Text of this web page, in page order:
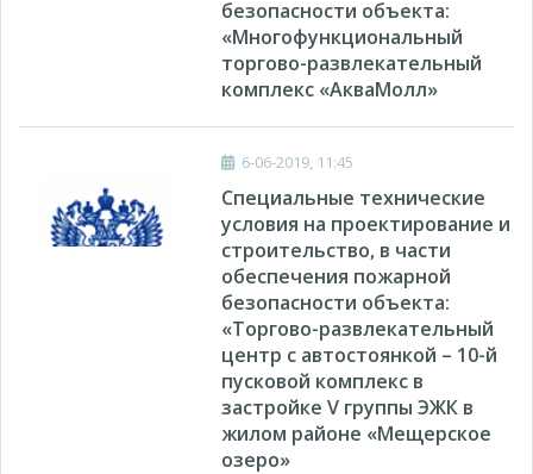
безопасности объекта:
«Многофункциональный
торгово-развлекательный
комплекс «АкваМолл»
6-06-2019, 11:45
Специальные технические
условия на проектирование и
строительство, в части
обеспечения пожарной
безопасности объекта:
«Торгово-развлекательный
центр с автостоянкой – 10-й
пусковой комплекс в
застройке V группы ЭЖК в
жилом районе «Мещерское
озеро»